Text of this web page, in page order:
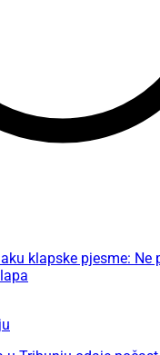
klapske pjesme: Ne